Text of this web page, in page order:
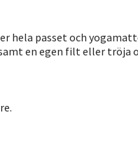
hela passet och
en egen filt eller tröja